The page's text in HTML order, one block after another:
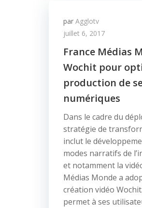
par Agglotv
juillet 6, 2017
France Médias
Wochit pour
production de
numériques
Dans le cadre du
stratégie de
inclut le
modes narratifs de
et notamment la
Médias Monde a
création vidéo
permet à ses